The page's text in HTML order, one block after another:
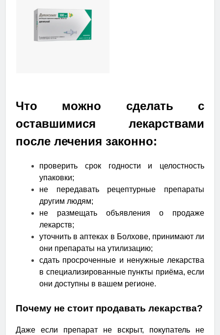
Что можно сделать с
оставшимися лекарствами
после лечения законно:
проверить срок годности и целостность
упаковки;
не передавать рецептурные препараты
другим людям;
не размещать объявления о продаже
лекарств;
уточнить в аптеках в Болхове, принимают ли
они препараты на утилизацию;
сдать просроченные и ненужные лекарства
в специализированные пункты приёма, если
они доступны в вашем регионе.
Почему не стоит продавать лекарства?
Даже если препарат не вскрыт, покупатель не